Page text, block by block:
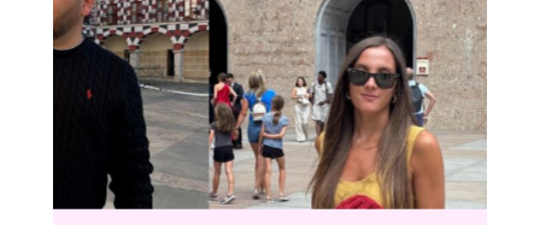
Palencia
Salamanca
Segovia